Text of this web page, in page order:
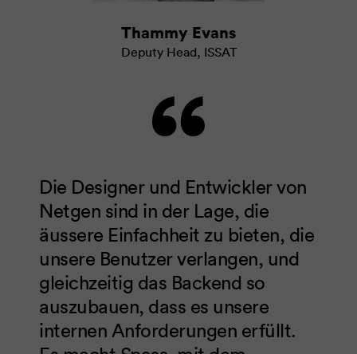
Thammy Evans
Deputy Head, ISSAT
Die Designer und Entwickler von
Netgen sind in der Lage, die
äussere Einfachheit zu bieten, die
unsere Benutzer verlangen, und
gleichzeitig das Backend so
auszubauen, dass es unsere
internen Anforderungen erfüllt.